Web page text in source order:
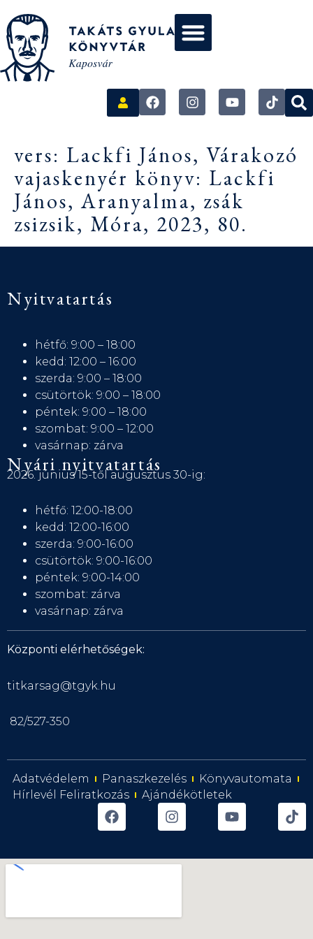
vers: Lackfi János, Várakozó
vajaskenyér könyv: Lackfi
János, Aranyalma, zsák
zsizsik, Móra, 2023, 80.
Nyitvatartás
hétfő: 9:00 – 18:00
kedd: 12:00 – 16:00
szerda: 9:00 – 18:00
csütörtök: 9:00 – 18:00
péntek: 9:00 – 18:00
szombat: 9:00 – 12:00
vasárnap: zárva
Nyári nyitvatartás
2026. június 15-től augusztus 30-ig:
hétfő: 12:00-18:00
kedd: 12:00-16:00
szerda: 9:00-16:00
csütörtök: 9:00-16:00
péntek: 9:00-14:00
szombat: zárva
vasárnap: zárva
Központi elérhetőségek:
titkarsag@tgyk.hu
82/527-350
Adatvédelem Panaszkezelés
Könyvautomata
Hírlevél Feliratkozás
Ajándékötletek